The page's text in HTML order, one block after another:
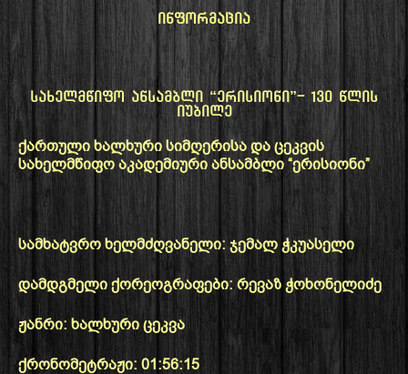
ინფორმაცია
სახელმწიფო ანსამბლი “ერისიონი”- 130 წლის
იუბილე
ქართული ხალხური სიმღერისა და ცეკვის
სახელმწიფო აკადემიური ანსამბლი “ერისიონი”
სამხატვრო ხელმძღვანელი: ჯემალ ჭკუასელი
დამდგმელი ქორეოგრაფები: რევაზ ჭოხონელიძე
ჟანრი: ხალხური ცეკვა
ქრონომეტრაჟი: 01:56:15